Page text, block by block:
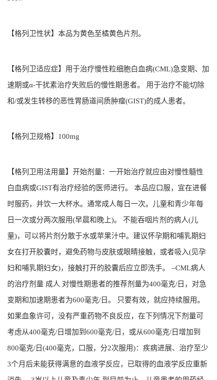
【格列卫性状】本品为黄色至橘黄色片剂。
【格列卫适应症】用于治疗慢性粒细胞白血病(CML)急变期、加
速期或α-干扰素治疗失败后的慢性期患者。 用于治疗不能切除
和/或发生转移的恶性胃肠道间质肿瘤(GIST)的成人患者。
【格列卫规格】100mg
【格列卫用法用量】开始剂量：一开始治疗就应由对慢性髓性
白血病或GIST有治疗经验的医师进行。 本品应口服，宜在进餐
时服药，并饮一大杯水。通常成人每日一次。儿童和青少年每
日一次或分两次服用(早晨和晚上)。 不能吞咽片剂的病人(儿
童)，可以将片剂分散于水或苹果汁中。建议怀孕期和哺乳期妇
女在打开胶囊时，避免药物与皮肤或眼睛接触，或者吸入(见孕
妇和哺乳期妇女)，接触打开的胶囊后应立即洗手。 –CML病人
的治疗剂量 成人 对慢性期患者的推荐剂量为400毫克/日，对急
变期和加速期患者为600毫克/日。 只要有效，就应持续服用。
如果血象许可，没有严重药物不良反应，在下列情况下剂量可
考虑从400毫克/日增加到600毫克/日，或从600毫克/日增加到
800毫克/日(400毫克，口服，分2次服用)：疾病进展、治疗至少
3个月后未能获得满意的血液学反应，已取得的血液学反应重新